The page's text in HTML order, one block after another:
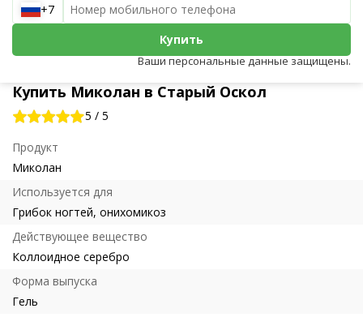
Купить Миколан в Старый Оскол
5 / 5
Продукт
Миколан
Используется для
Грибок ногтей, онихомикоз
Действующее вещество
Коллоидное серебро
Форма выпуска
Гель
+7
Купить
Ваши персональные данные защищены.